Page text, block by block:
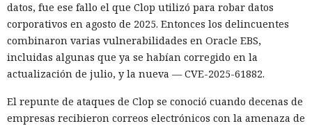
datos, fue ese fallo el que Clop utilizó para robar datos
corporativos en agosto de 2025. Entonces los delincuentes
combinaron varias vulnerabilidades en Oracle EBS,
incluidas algunas que ya se habían corregido en la
actualización de julio, y la nueva — CVE-2025-61882.
El repunte de ataques de Clop se conoció cuando decenas de
empresas recibieron correos electrónicos con la amenaza de